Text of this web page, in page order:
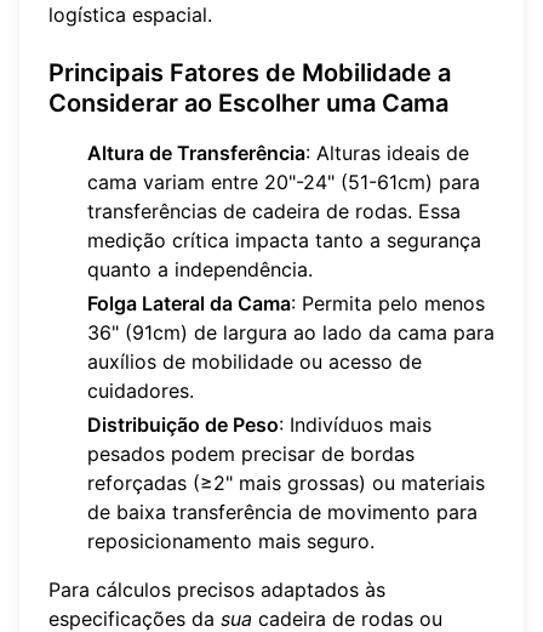
logística espacial.
Principais Fatores de Mobilidade a
Considerar ao Escolher uma Cama
Altura de Transferência: Alturas ideais de
cama variam entre 20"-24" (51-61cm) para
transferências de cadeira de rodas. Essa
medição crítica impacta tanto a segurança
quanto a independência.
Folga Lateral da Cama: Permita pelo menos
36" (91cm) de largura ao lado da cama para
auxílios de mobilidade ou acesso de
cuidadores.
Distribuição de Peso: Indivíduos mais
pesados podem precisar de bordas
reforçadas (≥2" mais grossas) ou materiais
de baixa transferência de movimento para
reposicionamento mais seguro.
Para cálculos precisos adaptados às
especificações da sua cadeira de rodas ou